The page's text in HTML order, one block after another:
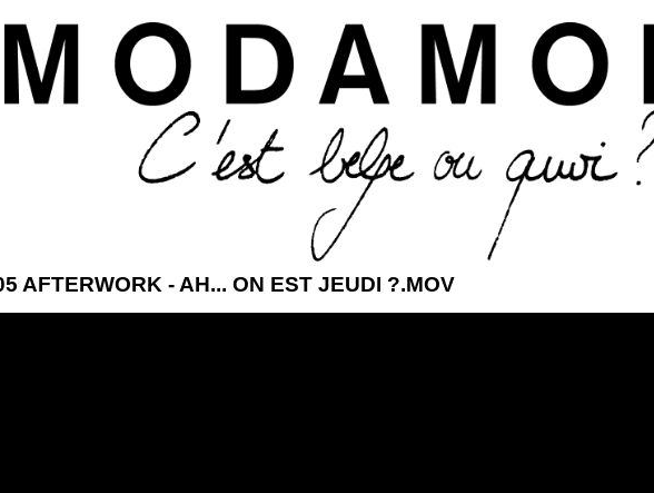
Aller au contenu principal
ModaModa
AFTERWORK - AH... ON EST JEUDI ?.MOV